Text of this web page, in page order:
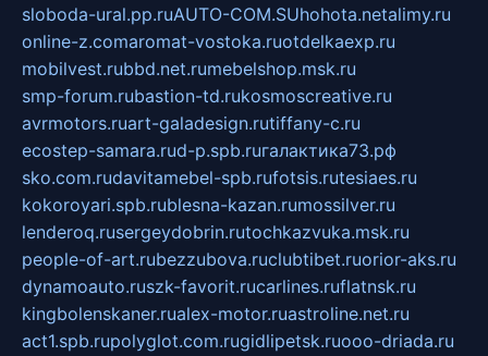
sloboda-ural.pp.ruAUTO-COM.SUhohota.netalimy.ru
online-z.comaromat-vostoka.ruotdelkaexp.ru
mobilvest.rubbd.net.rumebelshop.msk.ru
smp-forum.rubastion-td.rukosmoscreative.ru
avrmotors.ruart-galadesign.rutiffany-c.ru
ecostep-samara.rud-p.spb.ruгалактика73.рф
sko.com.rudavitamebel-spb.rufotsis.rutesiaes.ru
kokoroyari.spb.rublesna-kazan.rumossilver.ru
lenderoq.rusergeydobrin.rutochkazvuka.msk.ru
people-of-art.rubezzubova.ruclubtibet.ruorior-aks.ru
dynamoauto.ruszk-favorit.rucarlines.ruflatnsk.ru
kingbolenskaner.rualex-motor.ruastroline.net.ru
act1.spb.rupolyglot.com.rugidlipetsk.ruooo-driada.ru